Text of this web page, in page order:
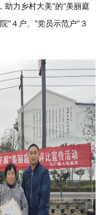
助力乡村大美”的“美丽庭
”４户、“党员示范户”３